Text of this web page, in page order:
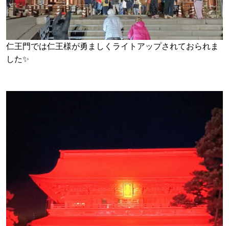
仁王門では仁王様が勇ましくライトアップされておられま
した✨